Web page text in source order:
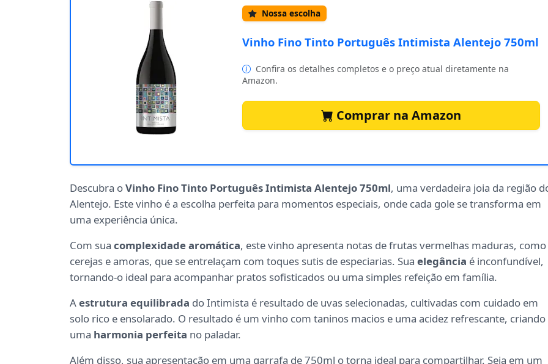
Nossa escolha
Vinho Fino Tinto Português Intimista Alentejo 750ml
Confira os detalhes completos e o preço atual diretamente na
Amazon.
Comprar na Amazon
Descubra oVinho Fino Tinto Português Intimista Alentejo 750ml, uma verdadeira joia da região
Alentejo. Este vinho é a escolha perfeita para momentos especiais, onde cada gole se transforma em
uma experiência única.
Com sua complexidade aromática, este vinho apresenta notas de frutas vermelhas maduras, como
cerejas e amoras, que se entrelaçam com toques sutis de especiarias. Sua elegância é inconfundível,
tornando-o ideal para acompanhar pratos sofisticados ou uma simples refeição em família.
Aestrutura equilibrada do Intimista é resultado de uvas selecionadas, cultivadas com cuidado em
solo rico e ensolarado. O resultado é um vinho com taninos macios e uma acidez refrescante, criando
uma harmonia perfeita no paladar.
Além disso, sua apresentação em uma garrafa de 750ml o torna ideal para compartilhar. Seja em um